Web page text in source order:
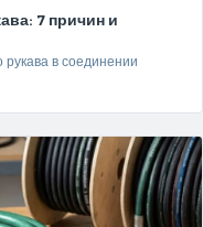
7 причин и
рукава в соединении